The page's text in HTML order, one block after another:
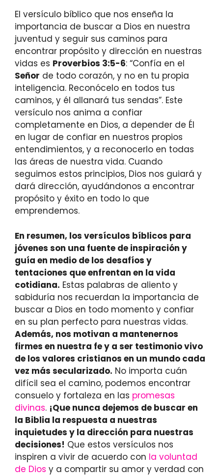
El versículo bíblico que nos enseña la
importancia de buscar a Dios en nuestra
juventud y seguir sus caminos para
encontrar propósito y dirección en nuestras
vidas es Proverbios 3:5-6: “Confía en el
Señor de todo corazón, y no en tu propia
inteligencia. Reconócelo en todos tus
caminos, y él allanará tus sendas”. Este
versículo nos anima a confiar
completamente en Dios, a depender de Él
en lugar de confiar en nuestros propios
entendimientos, y a reconocerlo en todas
las áreas de nuestra vida. Cuando
seguimos estos principios, Dios nos guiará y
dará dirección, ayudándonos a encontrar
propósito y éxito en todo lo que
emprendemos.
En resumen, los versículos bíblicos para
jóvenes son una fuente de inspiración y
guía en medio de los desafíos y
tentaciones que enfrentan en la vida
cotidiana. Estas palabras de aliento y
sabiduría nos recuerdan la importancia de
buscar a Dios en todo momento y confiar
en su plan perfecto para nuestras vidas.
Además, nos motivan a mantenernos
firmes en nuestra fe y a ser testimonio vivo
de los valores cristianos en un mundo cada
vez más secularizado. No importa cuán
difícil sea el camino, podemos encontrar
consuelo y fortaleza en las promesas
divinas. ¡Que nunca dejemos de buscar en
la Biblia la respuesta a nuestras
inquietudes y la dirección para nuestras
decisiones! Que estos versículos nos
inspiren a vivir de acuerdo con la voluntad
de Dios y a compartir su amor y verdad con